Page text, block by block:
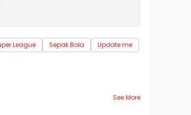
League Sepak Bola Update me
See More